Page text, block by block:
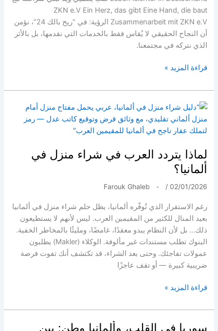
ZKN e.V Ein Herz, das gibt Eine Hand, die baut
Zusammenarbeit mit ZKN e.V الرؤية: في “ريح بالك 24“، نؤمن
أن النجاح الحقيقي لا يُقاس فقط بالخدمات التي نقدمها، بل بالأثر
الذي نتركه في مجتمعنا.
مسؤوليتنا
|
ريح
بالك
24
ZKN
e.V.
قراءة المزيد »
لماذا يتردد العرب في شراء منزل في
ألمانيا؟
Farouk Ghaleb / 02/01/2026
رغم الاستقرار الذي تُوفّره ألمانيا، يظل حلم شراء منزل في ألمانيا
بعيد المنال للكثير من المقيمين العرب. ليس لأنهم لا يستطيعون
ذلك… بل لأن النظام يبدو معقدًا، غامضًا، ومليئًا بالمخاطر الخفية.
البنوك تطلب مستندات غير مألوفة. الوكلاء (Makler) يطلبون
عمولات تفاجئك. وحتى بعد الشراء، قد تكتشف أنك تفوت فرصة
ضريبية كبيرة — أو تقف عاجزًا
لماذا
العرب
قراءة المزيد »
سوريا في القلب، وألمانيا وطن: بين